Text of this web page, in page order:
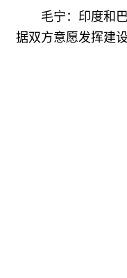
毛宁：印度和
据双方意愿发挥建设